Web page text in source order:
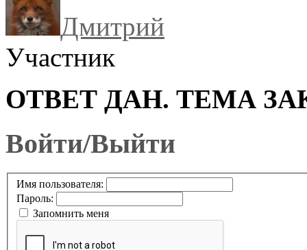
Дмитрий
Участник
ОТВЕТ ДАН. ТЕМА
Войти/Выйти
Имя пользователя:
Пароль:
Запомнить меня